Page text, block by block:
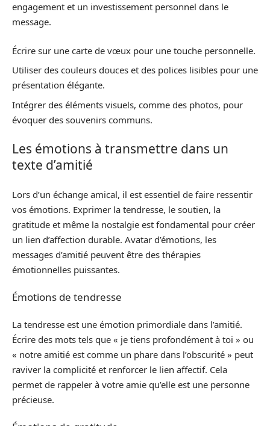
engagement et un investissement personnel dans le
message.
Écrire sur une carte de vœux pour une touche personnelle.
Utiliser des couleurs douces et des polices lisibles pour une
présentation élégante.
Intégrer des éléments visuels, comme des photos, pour
évoquer des souvenirs communs.
Les émotions à transmettre dans un
texte d’amitié
Lors d’un échange amical, il est essentiel de faire ressentir
vos émotions. Exprimer la tendresse, le soutien, la
gratitude et même la nostalgie est fondamental pour créer
un lien d’affection durable. Avatar d’émotions, les
messages d’amitié peuvent être des thérapies
émotionnelles puissantes.
Émotions de tendresse
La tendresse est une émotion primordiale dans l’amitié.
Écrire des mots tels que « je tiens profondément à toi » ou
« notre amitié est comme un phare dans l’obscurité » peut
raviver la complicité et renforcer le lien affectif. Cela
permet de rappeler à votre amie qu’elle est une personne
précieuse.